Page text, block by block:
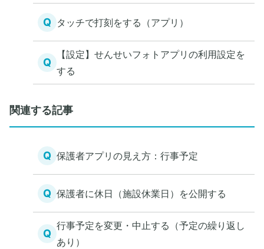
Q タッチで打刻をする（アプリ）
Q
【設定】せんせいフォトアプリの利用設定を
する
関連する記事
Q 保護者アプリの見え方：行事予定
Q 保護者に休日（施設休業日）を公開する
Q
行事予定を変更・中止する（予定の繰り返し
あり）